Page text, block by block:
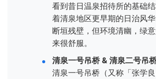
看到昔日温泉招待所的基础
着清泉地区更早期的日治风
断垣残壁，但环境清幽，绿
来很舒服。
清泉一号吊桥 & 清泉二号吊桥
清泉一号吊桥（又称「张学